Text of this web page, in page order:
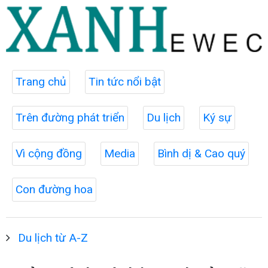
Trang chủ Tin tức nổi bật
Trên đường phát triển Du lịch Ký sự
Vì cộng đồng Media Bình dị & Cao quý
Con đường hoa
Du lịch từ A-Z